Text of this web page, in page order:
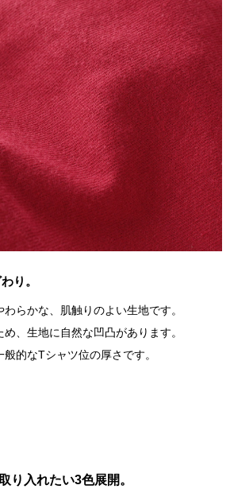
り。
らかな、肌触りのよい生地です。
、生地に自然な凹凸があります。
的なTシャツ位の厚さです。
り入れたい3色展開。